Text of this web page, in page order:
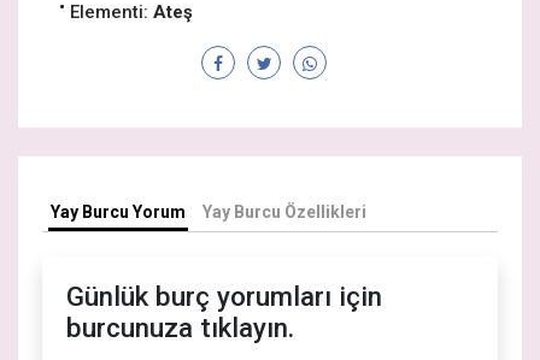
Elementi: Ateş
Yay Burcu Yorum Yay Burcu Özellikleri
Günlük burç yorumları için
burcunuza tıklayın.